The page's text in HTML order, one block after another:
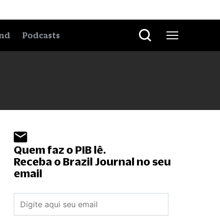
Podcasts
Quem faz o PIB lê.
Receba o Brazil Journal no seu
email